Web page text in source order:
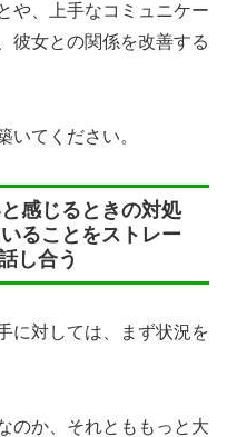
や、上手なコミュニケー
彼女との関係を改善する
いてください。
感じるときの対処
ることをストレー
し合う
に対しては、まず状況を
のか、それとももっと大